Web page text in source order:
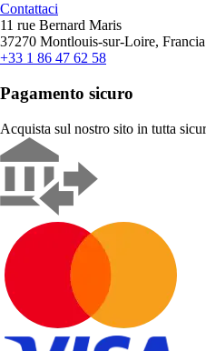
Contattaci
11 rue Bernard Maris
37270 Montlouis-sur-Loire, Francia
+33 1 86 47 62 58
Pagamento sicuro
Acquista sul nostro sito in tutta